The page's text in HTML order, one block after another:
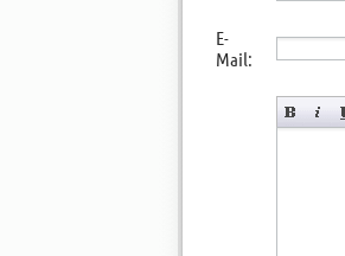
E-
Mail: